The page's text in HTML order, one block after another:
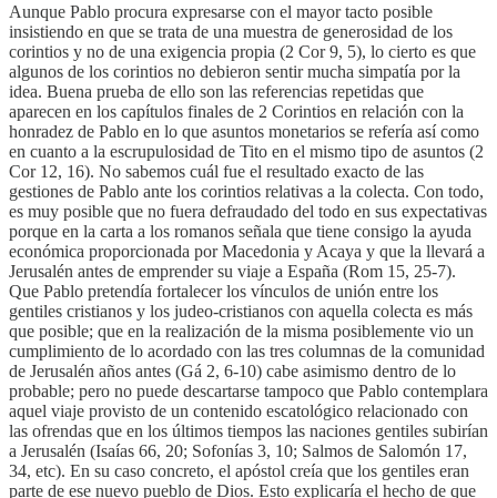
Aunque Pablo procura expresarse con el mayor tacto posible
insistiendo en que se trata de una muestra de generosidad de los
corintios y no de una exigencia propia (2 Cor 9, 5), lo cierto es que
algunos de los corintios no debieron sentir mucha simpatía por la
idea. Buena prueba de ello son las referencias repetidas que
aparecen en los capítulos finales de 2 Corintios en relación con la
honradez de Pablo en lo que asuntos monetarios se refería así como
en cuanto a la escrupulosidad de Tito en el mismo tipo de asuntos (2
Cor 12, 16). No sabemos cuál fue el resultado exacto de las
gestiones de Pablo ante los corintios relativas a la colecta. Con todo,
es muy posible que no fuera defraudado del todo en sus expectativas
porque en la carta a los romanos señala que tiene consigo la ayuda
económica proporcionada por Macedonia y Acaya y que la llevará a
Jerusalén antes de emprender su viaje a España (Rom 15, 25-7).
Que Pablo pretendía fortalecer los vínculos de unión entre los
gentiles cristianos y los judeo-cristianos con aquella colecta es más
que posible; que en la realización de la misma posiblemente vio un
cumplimiento de lo acordado con las tres columnas de la comunidad
de Jerusalén años antes (Gá 2, 6-10) cabe asimismo dentro de lo
probable; pero no puede descartarse tampoco que Pablo contemplara
aquel viaje provisto de un contenido escatológico relacionado con
las ofrendas que en los últimos tiempos las naciones gentiles subirían
a Jerusalén (Isaías 66, 20; Sofonías 3, 10; Salmos de Salomón 17,
34, etc). En su caso concreto, el apóstol creía que los gentiles eran
parte de ese nuevo pueblo de Dios. Esto explicaría el hecho de que